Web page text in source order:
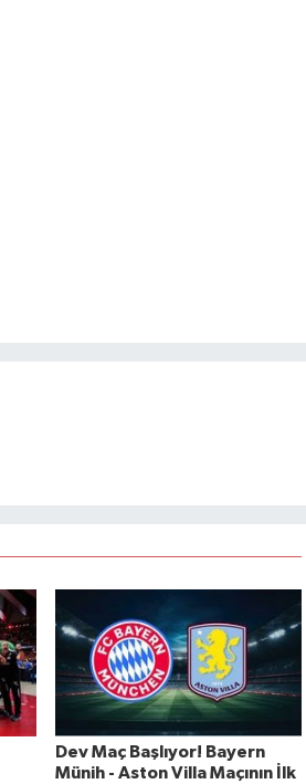
Dev Maç Başlıyor! Bayern
Münih - Aston Villa Maçının İlk